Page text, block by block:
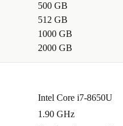
500 GB
512 GB
1000 GB
2000 GB
Intel Core i7-8650U
1.90 GHz